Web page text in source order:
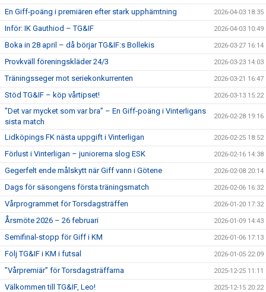
En Giff-poäng i premiären efter stark upphämtning 2026-04-03 18:35
Inför: IK Gauthiod – TG&IF 2026-04-03 10:49
Boka in 28 april – då börjar TG&IF:s Bollekis 2026-03-27 16:14
Provkväll föreningskläder 24/3 2026-03-23 14:03
Träningsseger mot seriekonkurrenten 2026-03-21 16:47
Stöd TG&IF – köp vårtipset! 2026-03-13 15:22
”Det var mycket som var bra” – En Giff-poäng i Vinterligans
sista match
2026-02-28 19:16
Lidköpings FK nästa uppgift i Vinterligan 2026-02-25 18:52
Förlust i Vinterligan – juniorerna slog ESK 2026-02-16 14:38
Gegerfelt ende målskytt när Giff vann i Götene 2026-02-08 20:14
Dags för säsongens första träningsmatch 2026-02-06 16:32
Vårprogrammet för Torsdagsträffen 2026-01-20 17:32
Årsmöte 2026 – 26 februari 2026-01-09 14:43
Semifinal-stopp för Giff i KM 2026-01-06 17:13
Följ TG&IF i KM i futsal 2026-01-05 22:09
”Vårpremiär” för Torsdagsträffarna 2025-12-25 11:11
Välkommen till TG&IF, Leo! 2025-12-15 20:22